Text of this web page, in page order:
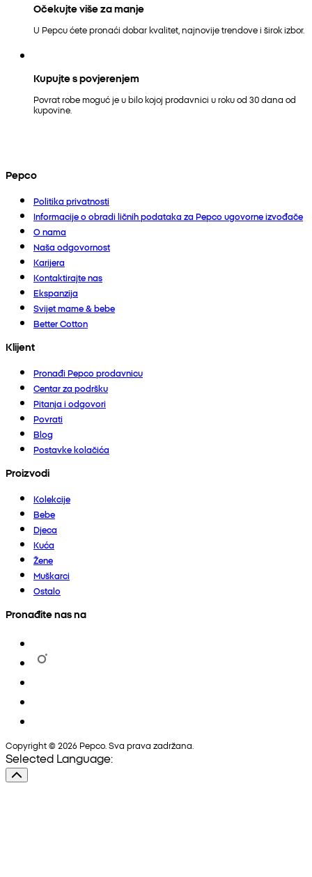
Očekujte više za manje
U Pepcu ćete pronaći dobar kvalitet, najnovije trendove i širok izbor.
Kupujte s povjerenjem
Povrat robe moguć je u bilo kojoj prodavnici u roku od 30 dana od
kupovine.
Pepco
Politika privatnosti
Informacije o obradi ličnih podataka za Pepco ugovorne izvođače
O nama
Naša odgovornost
Karijera
Kontaktirajte nas
Ekspanzija
Svijet mame & bebe
Better Cotton
Klijent
Pronađi Pepco prodavnicu
Centar za podršku
Pitanja i odgovori
Povrati
Blog
Postavke kolačića
Proizvodi
Kolekcije
Bebe
Djeca
Kuća
Žene
Muškarci
Ostalo
Pronađite nas na
Copyright © 2026 Pepco. Sva prava zadržana.
Selected Language: